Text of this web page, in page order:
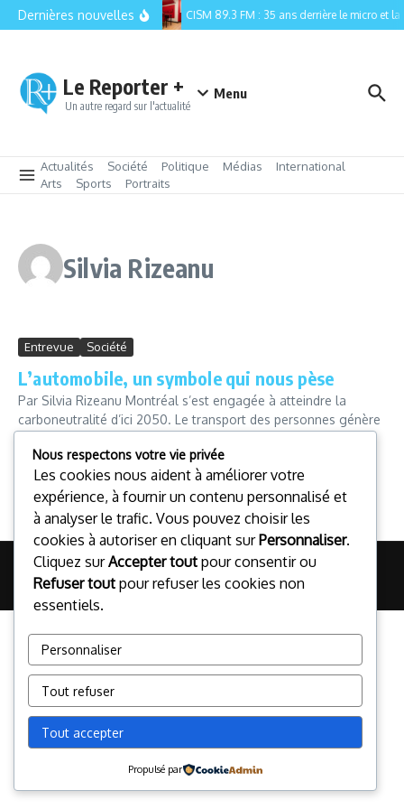
Aller au contenu
Dernières nouvelles CISM 89.3 FM : 35 ans derrière le micro et la
Le Reporter +
Un autre regard sur l'actualité
Menu
Actualités Société Politique Médias
International
Arts
Sports Portraits
Silvia Rizeanu
Entrevue Société
L’automobile, un symbole qui nous pèse
Par Silvia Rizeanu Montréal s’est engagée à atteindre la
carboneutralité d’ici 2050. Le transport des personnes génère
Québec. Comment réduire l...
Silvia Rizeanu 18 février 2023
Read More
© 2026 Le Reporter + Certificat en journalisme multiplateforme |
Réalisé parMagazine d'actualités X
Nous respectons votre vie privée
Les cookies nous aident à améliorer votre
expérience, à fournir un contenu personnalisé et
à analyser le trafic. Vous pouvez choisir les
cookies à autoriser en cliquant surPersonnaliser.
Cliquez surAccepter tout pour consentir ou
Refuser tout pour refuser les cookies non
essentiels.
Personnaliser
Tout refuser
Tout accepter
Propulsé par